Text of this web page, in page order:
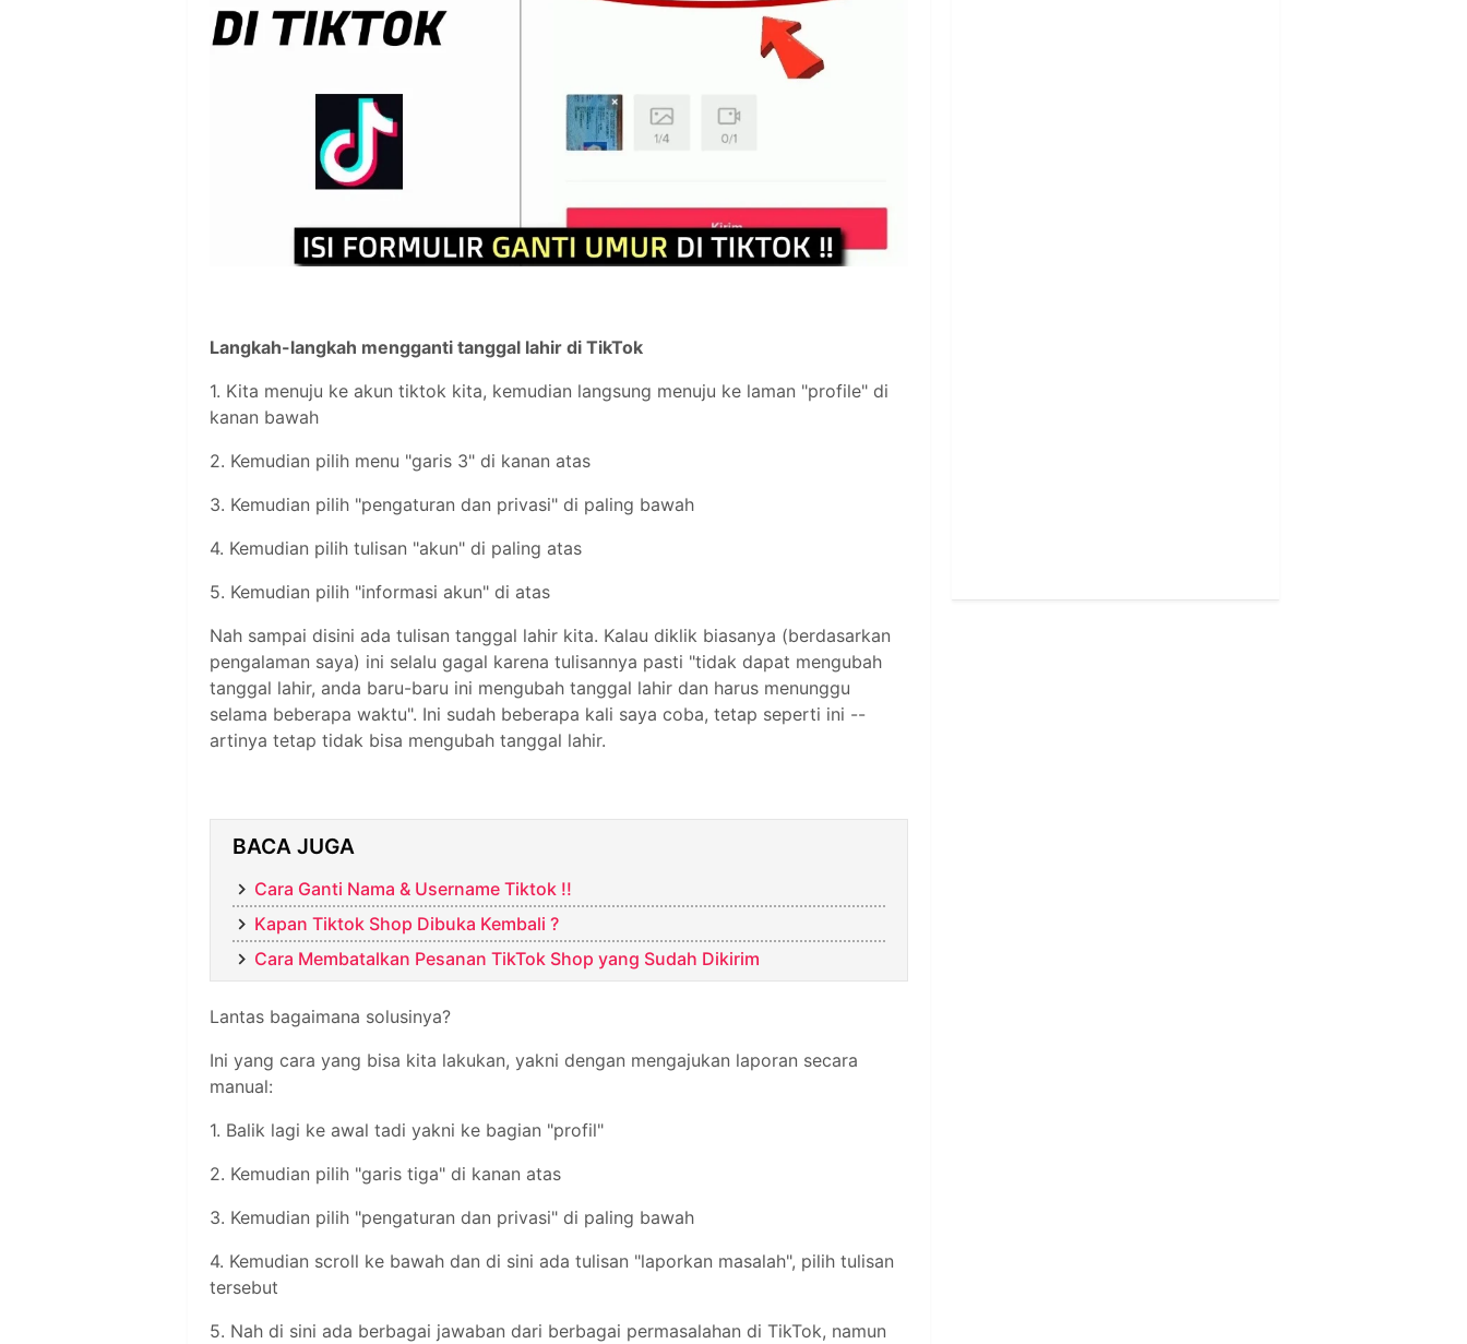
Langkah-langkah mengganti tanggal lahir di TikTok
1. Kita menuju ke akun tiktok kita, kemudian langsung menuju ke laman "profile" di
kanan bawah
2. Kemudian pilih menu "garis 3" di kanan atas
3. Kemudian pilih "pengaturan dan privasi" di paling bawah
4. Kemudian pilih tulisan "akun" di paling atas
5. Kemudian pilih "informasi akun" di atas
Nah sampai disini ada tulisan tanggal lahir kita. Kalau diklik biasanya (berdasarkan
pengalaman saya) ini selalu gagal karena tulisannya pasti "tidak dapat mengubah
tanggal lahir, anda baru-baru ini mengubah tanggal lahir dan harus menunggu
selama beberapa waktu". Ini sudah beberapa kali saya coba, tetap seperti ini --
artinya tetap tidak bisa mengubah tanggal lahir.
BACA JUGA
Cara Ganti Nama & Username Tiktok !!
Kapan Tiktok Shop Dibuka Kembali ?
Cara Membatalkan Pesanan TikTok Shop yang Sudah Dikirim
Lantas bagaimana solusinya?
Ini yang cara yang bisa kita lakukan, yakni dengan mengajukan laporan secara
manual:
1. Balik lagi ke awal tadi yakni ke bagian "profil"
2. Kemudian pilih "garis tiga" di kanan atas
3. Kemudian pilih "pengaturan dan privasi" di paling bawah
4. Kemudian scroll ke bawah dan di sini ada tulisan "laporkan masalah", pilih tulisan
tersebut
5. Nah di sini ada berbagai jawaban dari berbagai permasalahan di TikTok, namun